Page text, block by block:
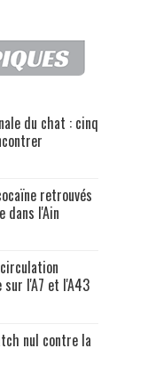
du chat : cinq
retrouvés
dans l'Ain
l'A7 et l'A43
nul contre la